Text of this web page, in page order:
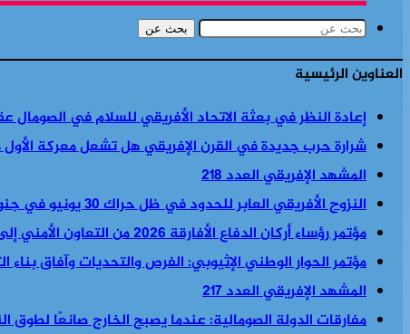
بحث عن
العناوين الرئيسية
إعادة النظر في بعثة الاتحاد الأفريقي للسلام في الصومال
شرارة حرب جديدة في القرن الإفريقي هل تشعل معركة
المشهد الإفريقي العدد 218
النزوح الأفريقي العابر للحدود في ظل حراك 30 يونيو في جنوب أفريقيا
مؤتمر رؤساء أركان الدفاع الأفارقة 2026 من التعاون الأمني إلى السياسة الأمنية والاقتصادية معا
مؤتمر الحوار الوطني الإثيوبي: الفرص والتحديات وآفاق بناء
المشهد الإفريقي العدد 217
مفارقات الدولة الصومالية: عندما يصبح الخارج صانعًا لطوق